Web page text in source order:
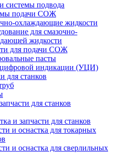
подвода
подачи СОЖ
охлаждающие жидкости
для смазочно-
жидкости
для подачи СОЖ
пасты
цифровой индикации (УЦИ)
для станков
для станков
и запчасти для станков
и оснастка для токарных
и оснастка для сверлильных